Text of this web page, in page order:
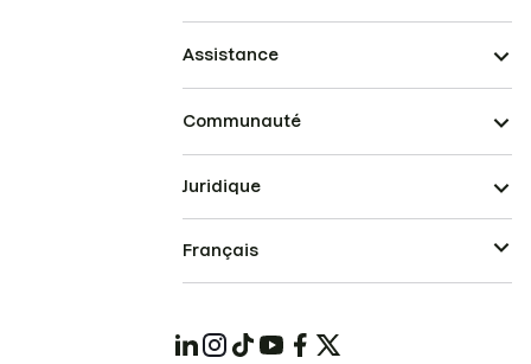
Assistance
Communauté
Juridique
Français